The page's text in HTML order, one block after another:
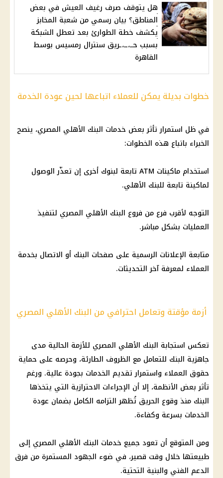
هل يتوقف صرف رغيف العيش في بعض
المناطق؟ بيان رسمي من شعبة المخابز
يكشف خطة الطوارئ بعد تعطل الشبكة
بسبب حــ،ــ،ـريق سنترال رمسيس بوسط
القاهرة
خطوات بديلة يمكن للعملاء اتباعها لحين عودة الخدمة
في ظل استمرار تأثر بعض خدمات البنك الأهلي المصري، ينصح
الخبراء باتباع هذه الخطوات:
استخدام ماكينات ATM تابعة لبنوك أخرى إن تعذّر الوصول
لماكينة تابعة للبنك الأهلي.
التوجه لأقرب فرع من فروع البنك الأهلي المصري لتنفيذ
العمليات بشكل مباشر.
متابعة الإعلانات الرسمية على صفحات البنك أو الاتصال بخدمة
العملاء لمعرفة آخر التحديثات.
أزمة مؤقتة وتعامل احترافي من البنك الأهلي المصري
تعكس استجابة البنك الأهلي المصري للأزمة الحالية مدى
جاهزية البنك للتعامل مع الظروف الطارئة، وحرصه على حماية
حقوق العملاء واستمرار تقديم الخدمات بجودة عالية. ورغم
تأثر بعض الأنظمة، إلا أن الإجراءات الاحترازية التي يتخذها
البنك منذ وقوع الحريق تُظهر التزامه الكامل بضمان عودة
الخدمات بسرعة وكفاءة.
ومن المتوقع أن تعود جميع خدمات البنك الأهلي المصري إلى
طبيعتها خلال وقت قصير، في ضوء الجهود المستمرة من فرق
الدعم الفني والبنية التحتية.